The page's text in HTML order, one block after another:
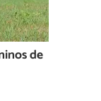
de